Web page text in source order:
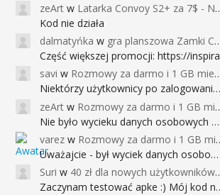
zeArt w Latarka Convoy S2+ za 7$ - Najniższa cena od 2017r
Kod nie działa
dalmatyńka w gra planszowa Zamki Caladale za 39zł
Część większej promocji: https://inspira
savi w Rozmowy za darmo i 1 GB miesięcznie
Niektórzy użytkownicy po zalogowaniu do
zeArt w Rozmowy za darmo i 1 GB miesięcznie
Nie było wycieku danych osobowych a nieo
varez w Rozmowy za darmo i 1 GB miesięcznie
Uważajcie - był wyciek danych osobowych
Suri w 40 zł dla nowych użytkowników Google Pay (dawniej Android Pay)
Zaczynam testować apke :) Mój kod na 40